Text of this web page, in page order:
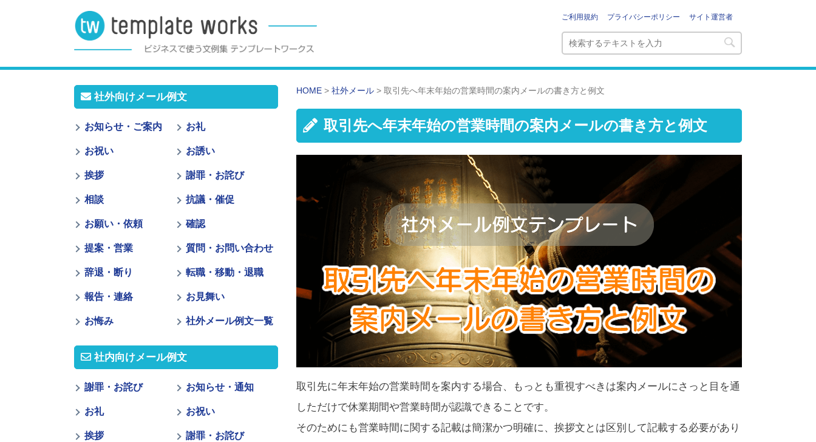
ご利用規約 プライバシーポリシー サイト運営者
HOME > 社外メール > 取引先へ年末年始の営業時間の案内メールの書き方と例文
取引先へ年末年始の営業時間の案内メールの書き方と例文
取引先に年末年始の営業時間を案内する場合、もっとも重視すべきは案内メールにさっと目を通
しただけで休業期間や営業時間が認識できることです。
そのためにも営業時間に関する記載は簡潔かつ明確に、挨拶文とは区別して記載する必要があり
社外向けメール例文
お知らせ・ご案内 お礼
お祝い お誘い
挨拶 謝罪・お詫び
相談 抗議・催促
お願い・依頼 確認
提案・営業 質問・お問い合わせ
辞退・断り 転職・移動・退職
報告・連絡 お見舞い
お悔み 社外メール例文一覧
社内向けメール例文
謝罪・お詫び お知らせ・通知
お礼 お祝い
挨拶 謝罪・お詫び